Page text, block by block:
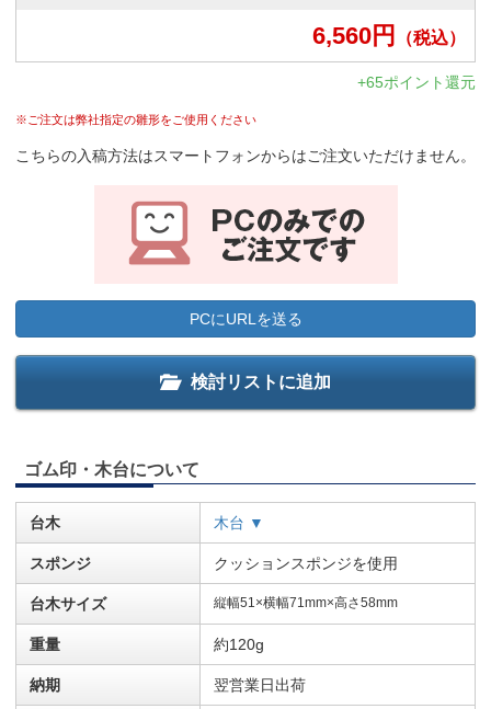
6,560円 （税込）
+65ポイント還元
※ご注文は弊社指定の雛形をご使用ください
こちらの入稿方法はスマートフォンからはご注文いただけません。
PCにURLを送る
検討リストに追加
ゴム印・木台について
台木 木台 ▼
スポンジ クッションスポンジを使用
台木サイズ 縦幅51×横幅71mm×高さ58mm
重量 約120g
納期 翌営業日出荷